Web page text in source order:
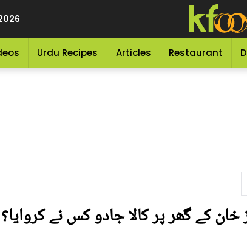
Urdu Recipes Articles Restaurant
کے گھر پر کالا جادو کس نے